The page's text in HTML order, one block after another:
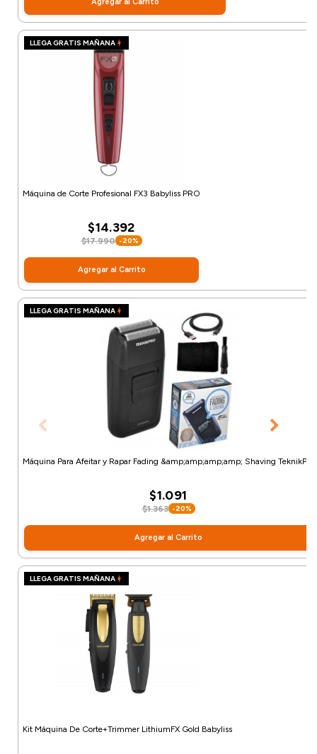
LLEGA GRATIS MAÑANA
Máquina de Corte Profesional FX3 Babyliss PRO
$14.392
$17.990 -20%
Agregar al Carrito
LLEGA GRATIS MAÑANA
Máquina Para Afeitar y Rapar Fading &amp;amp;amp;amp; Shaving TeknikPro
$1.091
$1.363 -20%
Agregar al Carrito
LLEGA GRATIS MAÑANA
Kit Máquina De Corte+Trimmer LithiumFX Gold Babyliss